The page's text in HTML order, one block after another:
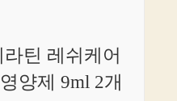
틴 레쉬케어
양제 9ml 2개